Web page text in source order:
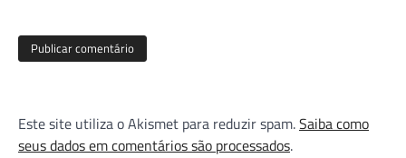
Este site utiliza o Akismet para reduzir spam.Saiba como
seus dados em comentários são processados.